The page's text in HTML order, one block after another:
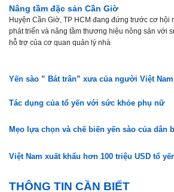
Nâng tầm đặc sản Cần Giờ
Huyện Cần Giờ, TP HCM đang đứng trước cơ hội
phát triển và nâng tầm thương hiệu nông sản với
hỗ trợ của cơ quan quản lý nhà
Yến sào ” Bát trân” xưa của người Việt
Tác dụng của tổ yến với sức khỏe phụ nữ
Mẹo lựa chọn và chế biến yến sào của dân
Việt Nam xuất khẩu hơn 100 triệu USD tổ
THÔNG TIN CẦN BIẾT